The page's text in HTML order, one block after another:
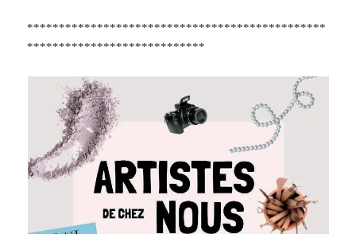
***********************************************
****************************